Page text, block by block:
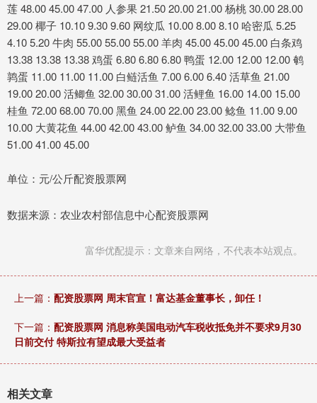
莲 48.00 45.00 47.00 人参果 21.50 20.00 21.00 杨桃 30.00 28.00
29.00 椰子 10.10 9.30 9.60 网纹瓜 10.00 8.00 8.10 哈密瓜 5.25
4.10 5.20 牛肉 55.00 55.00 55.00 羊肉 45.00 45.00 45.00 白条鸡
13.38 13.38 13.38 鸡蛋 6.80 6.80 6.80 鸭蛋 12.00 12.00 12.00 鹌
鹑蛋 11.00 11.00 11.00 白鲢活鱼 7.00 6.00 6.40 活草鱼 21.00
19.00 20.00 活鲫鱼 32.00 30.00 31.00 活鲤鱼 16.00 14.00 15.00
桂鱼 72.00 68.00 70.00 黑鱼 24.00 22.00 23.00 鲶鱼 11.00 9.00
10.00 大黄花鱼 44.00 42.00 43.00 鲈鱼 34.00 32.00 33.00 大带鱼
51.00 41.00 45.00
单位：元/公斤配资股票网
数据来源：农业农村部信息中心配资股票网
富华优配提示：文章来自网络，不代表本站观点。
上一篇： 配资股票网 周末官宣！富达基金董事长，卸任！
下一篇： 配资股票网 消息称美国电动汽车税收抵免并不要求9月30
日前交付 特斯拉有望成最大受益者
相关文章